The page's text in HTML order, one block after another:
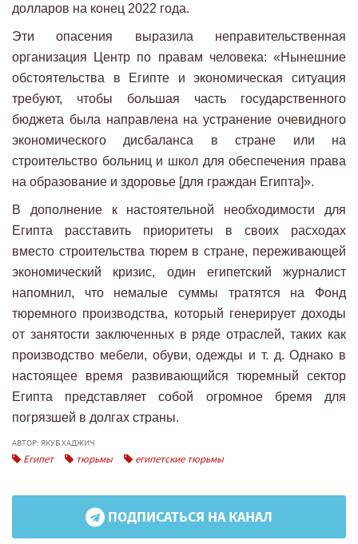
долларов на конец 2022 года.
Эти опасения выразила неправительственная
организация Центр по правам человека: «Нынешние
обстоятельства в Египте и экономическая ситуация
требуют, чтобы большая часть государственного
бюджета была направлена ​​​​на устранение очевидного
экономического дисбаланса в стране или на
строительство больниц и школ для обеспечения права
на образование и здоровье [для граждан Египта]».
В дополнение к настоятельной необходимости для
Египта расставить приоритеты в своих расходах
вместо строительства тюрем в стране, переживающей
экономический кризис, один египетский журналист
напомнил, что немалые суммы тратятся на Фонд
тюремного производства, который генерирует доходы
от занятости заключенных в ряде отраслей, таких как
производство мебели, обуви, одежды и т. д. Однако в
настоящее время развивающийся тюремный сектор
Египта представляет собой огромное бремя для
погрязшей в долгах страны.
АВТОР: ЯКУБ ХАДЖИЧ
Египет тюрьмы египетские тюрьмы
ПОДПИСАТЬСЯ НА КАНАЛ